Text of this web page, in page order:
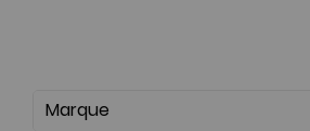
Marque